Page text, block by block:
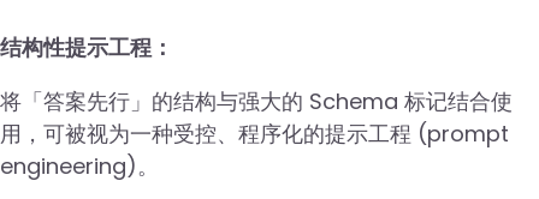
结构性提示工程：
将「答案先行」的结构与强大的 Schema 标记结合使
用，可被视为一种受控、程序化的提示工程 (prompt
engineering)。